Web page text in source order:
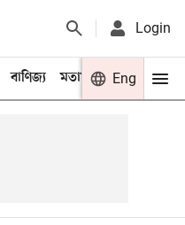
Login
বাণিজ্য মতামত খেলা
Eng